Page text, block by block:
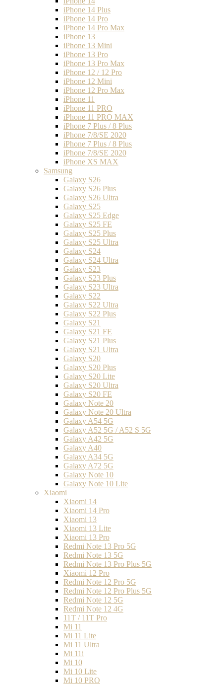
iPhone 14 Plus
iPhone 14 Pro
iPhone 14 Pro Max
iPhone 13
iPhone 13 Mini
iPhone 13 Pro
iPhone 13 Pro Max
iPhone 12 / 12 Pro
iPhone 12 Mini
iPhone 12 Pro Max
iPhone 11
iPhone 11 PRO
iPhone 11 PRO MAX
iPhone 7 Plus / 8 Plus
iPhone 7/8/SE 2020
iPhone 7 Plus / 8 Plus
iPhone 7/8/SE 2020
iPhone XS MAX
Samsung
Galaxy S26
Galaxy S26 Plus
Galaxy S26 Ultra
Galaxy S25
Galaxy S25 Edge
Galaxy S25 FE
Galaxy S25 Plus
Galaxy S25 Ultra
Galaxy S24
Galaxy S24 Ultra
Galaxy S23
Galaxy S23 Plus
Galaxy S23 Ultra
Galaxy S22
Galaxy S22 Ultra
Galaxy S22 Plus
Galaxy S21
Galaxy S21 FE
Galaxy S21 Plus
Galaxy S21 Ultra
Galaxy S20
Galaxy S20 Plus
Galaxy S20 Lite
Galaxy S20 Ultra
Galaxy S20 FE
Galaxy Note 20
Galaxy Note 20 Ultra
Galaxy A54 5G
Galaxy A52 5G / A52 S 5G
Galaxy A42 5G
Galaxy A40
Galaxy A34 5G
Galaxy A72 5G
Galaxy Note 10
Galaxy Note 10 Lite
Xiaomi
Xiaomi 14
Xiaomi 14 Pro
Xiaomi 13
Xiaomi 13 Lite
Xiaomi 13 Pro
Redmi Note 13 Pro 5G
Redmi Note 13 5G
Redmi Note 13 Pro Plus 5G
Xiaomi 12 Pro
Redmi Note 12 Pro 5G
Redmi Note 12 Pro Plus 5G
Redmi Note 12 5G
Redmi Note 12 4G
11T / 11T Pro
Mi 11
Mi 11 Lite
Mi 11 Ultra
Mi 11i
Mi 10
Mi 10 Lite
Mi 10 PRO